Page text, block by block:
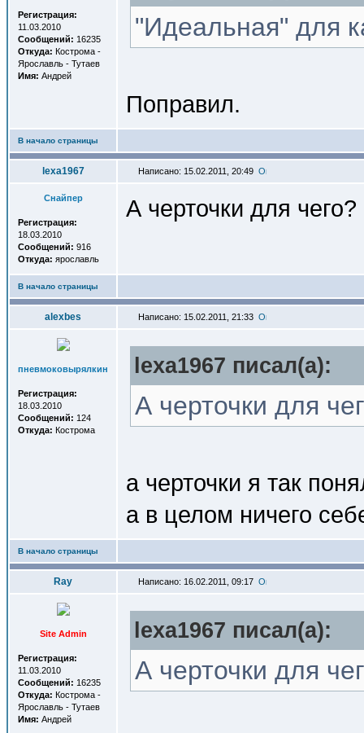
Регистрация:
11.03.2010
Сообщений: 16235
Откуда: Кострома -
Ярославль - Тутаев
Имя: Андрей
"Идеальная" для
Поправил.
В начало страницы
lexa1967 Написано: 15.02.2011, 20:49
Снайпер
Регистрация:
18.03.2010
Сообщений: 916
Откуда: ярославль
А черточки для чего?
В начало страницы
alexbes Написано: 15.02.2011, 21:33
пневмоковырялкин
Регистрация:
18.03.2010
Сообщений: 124
Откуда: Кострома
lexa1967 писал(a):
А черточки для
а черточки я так
а в целом ничего
В начало страницы
Ray Написано: 16.02.2011, 09:17
Site Admin
Регистрация:
11.03.2010
Сообщений: 16235
Откуда: Кострома -
Ярославль - Тутаев
Имя: Андрей
lexa1967 писал(a):
А черточки для